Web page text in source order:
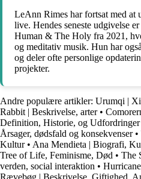
LeAnn Rimes har fortsat med
live. Hendes seneste udgivelse
Human & The Holy fra 2021,
og meditativ musik. Hun har
og deler ofte personlige
projekter.
Andre populære artikler: Urumqi |
Rabbit | Beskrivelse, arter•
Definition, Historie, og Udfordringer
Årsager, dødsfald og konsekvenser•
Kultur• Ana Mendieta | Biografi,
Tree of Life, Feminisme, Død • The
verden, social interaktion •
Rævebøg | Beskrivelse, Giftighed,